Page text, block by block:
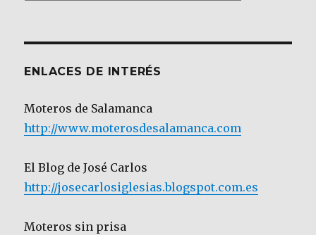
ENLACES DE INTERÉS
Moteros de Salamanca
http://www.moterosdesalamanca.com
El Blog de José Carlos
http://josecarlosiglesias.blogspot.com.es
Moteros sin prisa